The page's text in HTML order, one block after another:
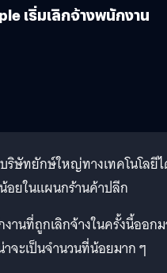
เริ่มเลิกจ้างพนักงาน
ริษัทยักษ์ใหญ่ทางเทคโนโลยี
อยในแผนกร้านค้าปลีก
านที่ถูกเลิกจ้างในครั้งนี้ออก
จะเป็นจำนวนที่น้อยมาก ๆ